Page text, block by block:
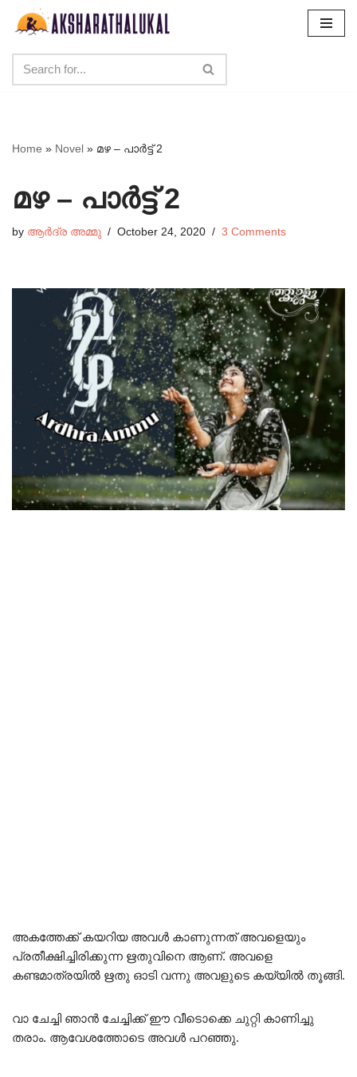
content
Home » Novel » മഴ – പാർട്ട്‌ 2
മഴ – പാർട്ട്‌ 2
by ആർദ്ര അമ്മു October 24, 2020 3 Comments
അകത്തേക്ക് കയറിയ അവൾ കാണുന്നത് അവളെയും
പ്രതീക്ഷിച്ചിരിക്കുന്ന ഋതുവിനെ ആണ്. അവളെ
കണ്ടമാത്രയിൽ ഋതു ഓടി വന്നു അവളുടെ കയ്യിൽ തൂങ്ങി.
വാ ചേച്ചി ഞാൻ ചേച്ചിക്ക് ഈ വീടൊക്കെ ചുറ്റി കാണിച്ചു
തരാം. ആവേശത്തോടെ അവൾ പറഞ്ഞു.